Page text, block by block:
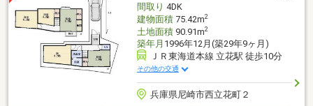
間取り 4DK
建物面積75.42m2
土地面積90.91m2
築年月 1996年12月(築29年9ヶ月)
ＪＲ東海道本線 立花駅 徒歩10分
その他の交通
兵庫県尼崎市西立花町２